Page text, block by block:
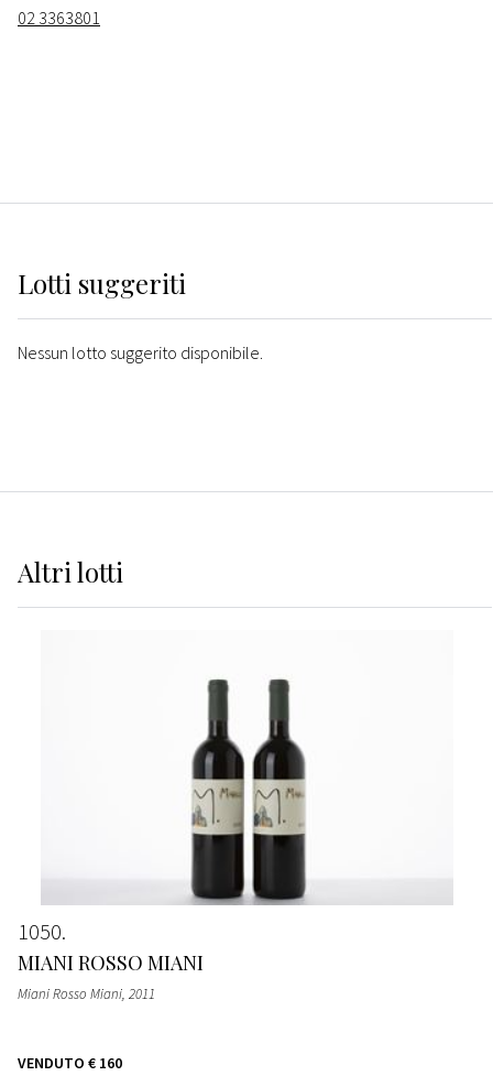
02 3363801
Lotti suggeriti
Nessun lotto suggerito disponibile.
Altrilotti
1050
MIANI ROSSO MIANI
Miani Rosso Miani, 2011
VENDUTO € 160